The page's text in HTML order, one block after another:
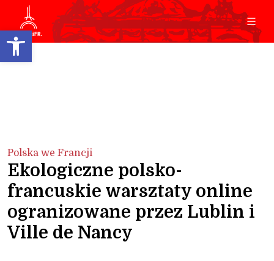
Open toolbar
Polska we Francji
Ekologiczne polsko-
francuskie warsztaty online
ogranizowane przez Lublin i
Ville de Nancy